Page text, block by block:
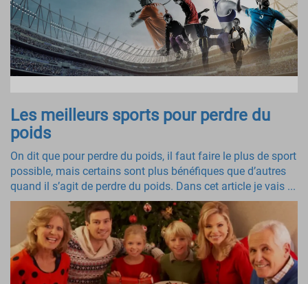
Les meilleurs sports pour perdre du
poids
On dit que pour perdre du poids, il faut faire le plus de sport
possible, mais certains sont plus bénéfiques que d’autres
quand il s’agit de perdre du poids. Dans cet article je vais ...